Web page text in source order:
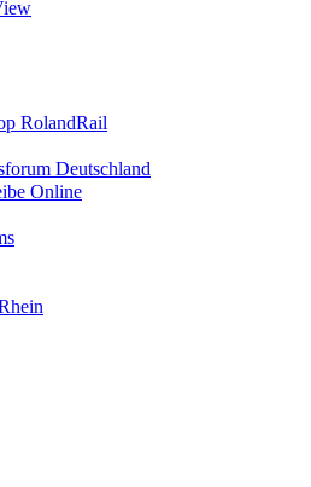
RolandRail
Deutschland
Online